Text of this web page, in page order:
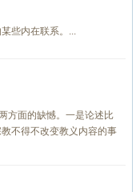
些内在联系。...
方面的缺憾。一是论述比
不得不改变教义内容的事